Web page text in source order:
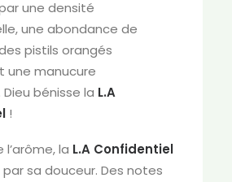
une densité
une abondance de
pistils orangés
une manucure
bénisse la L.A
!
l’arôme, la L.A Confidentiel
sa douceur. Des notes